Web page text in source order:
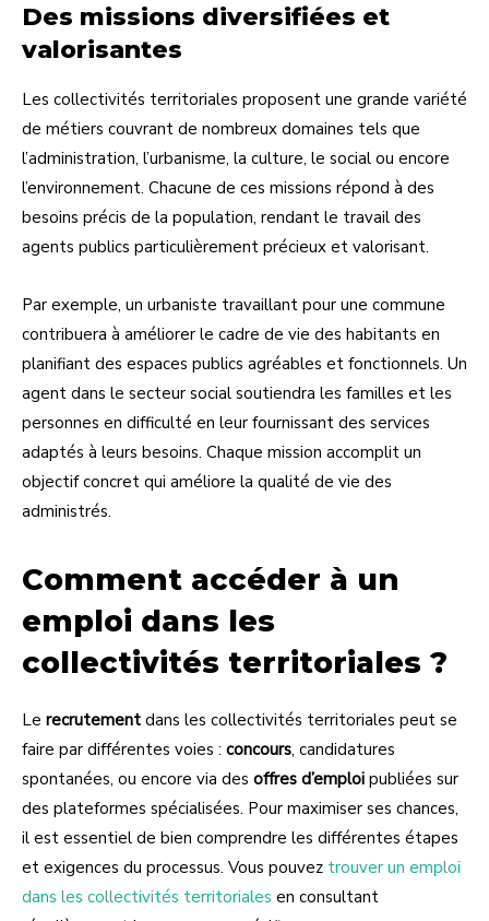
Des missions diversifiées et
valorisantes
Les collectivités territoriales proposent une grande variété
de métiers couvrant de nombreux domaines tels que
l’administration, l’urbanisme, la culture, le social ou encore
l’environnement. Chacune de ces missions répond à des
besoins précis de la population, rendant le travail des
agents publics particulièrement précieux et valorisant.
Par exemple, un urbaniste travaillant pour une commune
contribuera à améliorer le cadre de vie des habitants en
planifiant des espaces publics agréables et fonctionnels. Un
agent dans le secteur social soutiendra les familles et les
personnes en difficulté en leur fournissant des services
adaptés à leurs besoins. Chaque mission accomplit un
objectif concret qui améliore la qualité de vie des
administrés.
Comment accéder à un
emploi dans les
collectivités territoriales ?
Le recrutement dans les collectivités territoriales peut se
faire par différentes voies : concours, candidatures
spontanées, ou encore via des offres d’emploi publiées sur
des plateformes spécialisées. Pour maximiser ses chances,
il est essentiel de bien comprendre les différentes étapes
et exigences du processus. Vous pouvez trouver un emploi
dans les collectivités territoriales en consultant